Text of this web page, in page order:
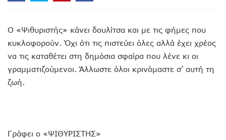
Ο «Ψιθυριστής» κάνει δουλίτσα και με τις φήμες που
κυκλοφορούν. Όχι ότι τις πιστεύει όλες αλλά έχει χρέος
να τις καταθέτει στη δημόσια σφαίρα που λένε κι οι
γραμματιζούμενοι. Άλλωστε όλοι κρινόμαστε σ’ αυτή τη
ζωή.
Γράφει ο «ΨΙΘΥΡΙΣΤΗΣ»